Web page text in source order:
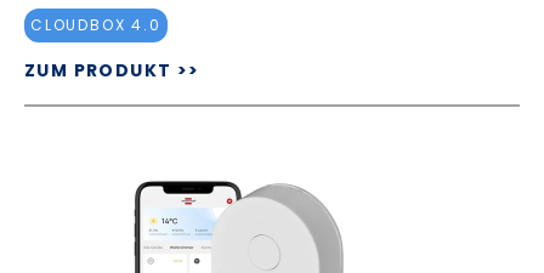
CLOUDBOX 4.0
ZUM PRODUKT >>